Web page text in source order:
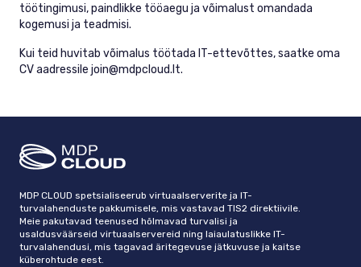
töötingimusi, paindlikke tööaegu ja võimalust omandada
kogemusi ja teadmisi.
Kui teid huvitab võimalus töötada IT-ettevõttes, saatke oma
CV aadressile join@mdpcloud.lt.
MDP CLOUD spetsialiseerub virtuaalserverite ja IT-
turvalahenduste pakkumisele, mis vastavad TIS2 direktiivile.
Meie pakutavad teenused hõlmavad turvalisi ja
usaldusväärseid virtuaalservereid ning laiaulatuslikke IT-
turvalahendusi, mis tagavad äritegevuse jätkuvuse ja kaitse
küberohtude eest.